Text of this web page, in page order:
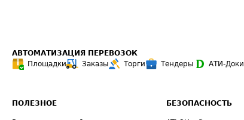
АВТОМАТИЗАЦИЯ ПЕРЕВОЗОК
Площадки
Заказы Торги Тендеры АТИ-Доки
ПОЛЕЗНОЕ БЕЗОПАСНОСТЬ